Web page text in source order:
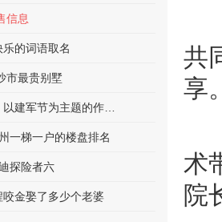
共
享
术
院
信息
的词语取名
市最贵别墅
一梯一户的楼盘排名
探险者六
金娶了多少个老婆